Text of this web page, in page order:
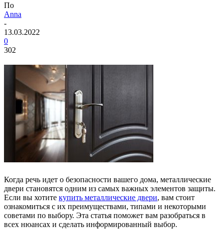
По
Anna
-
13.03.2022
0
302
Когда речь идет о безопасности вашего дома, металлические
двери становятся одним из самых важных элементов защиты.
Если вы хотите купить металлические двери, вам стоит
ознакомиться с их преимуществами, типами и некоторыми
советами по выбору. Эта статья поможет вам разобраться в
всех нюансах и сделать информированный выбор.